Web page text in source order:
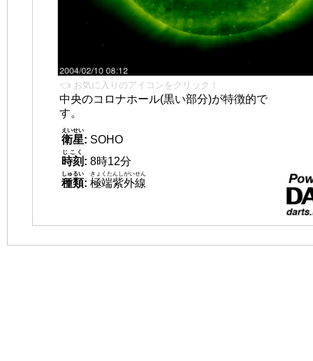
👈 お気に入りのアイコンをクリック！
中央のコロナホール(黒い部分)が特徴的で
す。
衛星
えいせい
: SOHO
時刻
じこく
: 8時12分
種類
しゅるい
: 極端紫外線
きょくたんしがいせん